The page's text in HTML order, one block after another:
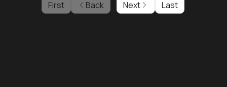
First Back Next Last